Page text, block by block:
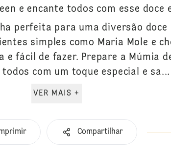
e encante todos com esse doce
perfeita para uma diversão doce
simples como Maria Mole e
e fácil de fazer. Prepare a Múmia
com um toque especial e sa...
VER MAIS +
Compartilhar